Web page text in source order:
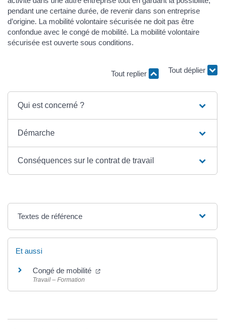
pendant une certaine durée, de revenir dans son entreprise
d’origine. La mobilité volontaire sécurisée ne doit pas être
confondue avec le congé de mobilité. La mobilité volontaire
sécurisée est ouverte sous conditions.
Tout replier Tout déplier
Qui est concerné ?
Démarche
Conséquences sur le contrat de travail
Textes de référence
Et aussi
Congé de mobilité
Travail – Formation